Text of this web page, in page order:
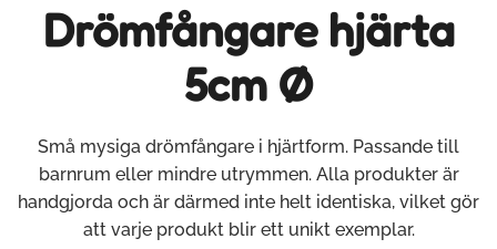
Drömfångare hjärta
5cm Ø
Små mysiga drömfångare i hjärtform. Passande till
barnrum eller mindre utrymmen. Alla produkter är
handgjorda och är därmed inte helt identiska, vilket gör
att varje produkt blir ett unikt exemplar.